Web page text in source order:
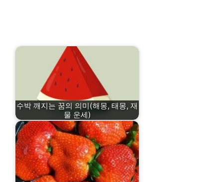
수박 깨지는 꿈의 의미(해몽, 태몽, 재
물 운세)